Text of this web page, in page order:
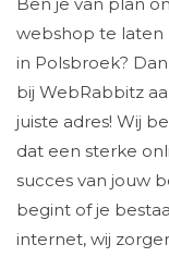
webshop te laten
in Polsbroek?
bij WebRabbitz
juiste adres! Wij
dat een sterke
succes van jouw
begint of je
internet, wij